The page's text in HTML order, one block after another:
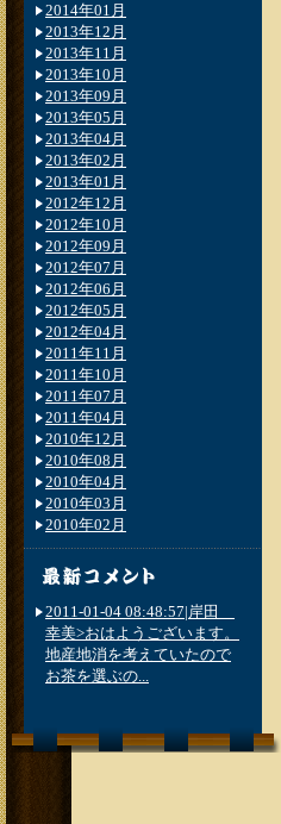
2014年01月
2013年12月
2013年11月
2013年10月
2013年09月
2013年05月
2013年04月
2013年02月
2013年01月
2012年12月
2012年10月
2012年09月
2012年07月
2012年06月
2012年05月
2012年04月
2011年11月
2011年10月
2011年07月
2011年04月
2010年12月
2010年08月
2010年04月
2010年03月
2010年02月
2011-01-04 08:48:57|岸田
幸美>おはようございます。
地産地消を考えていたので
お茶を選ぶの...